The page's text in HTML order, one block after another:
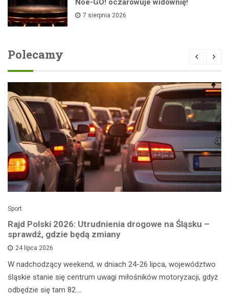
Noe-GO! oczarowuje widownię!
7 sierpnia 2026
Polecamy
Sport
Rajd Polski 2026: Utrudnienia drogowe na Śląsku –
sprawdź, gdzie będą zmiany
24 lipca 2026
W nadchodzący weekend, w dniach 24-26 lipca, województwo
śląskie stanie się centrum uwagi miłośników motoryzacji, gdyż
odbędzie się tam 82.…